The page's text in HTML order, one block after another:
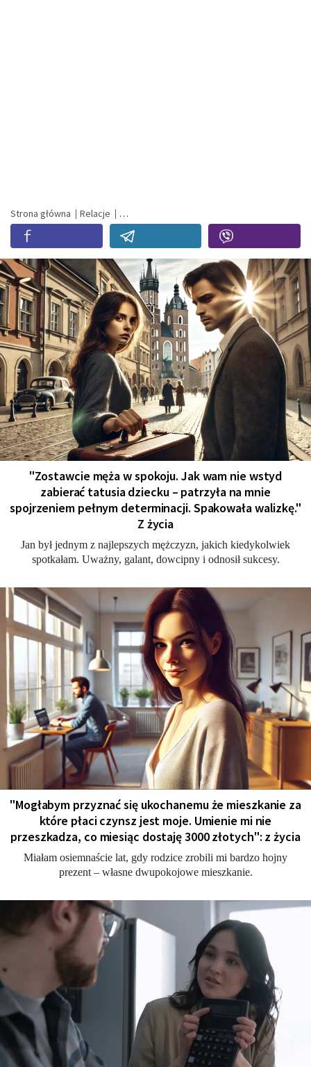
Strona główna Relacje
"Zostawcie męża w spokoju. Jak wam nie wstyd
zabierać tatusia dziecku – patrzyła na mnie
spojrzeniem pełnym determinacji. Spakowała walizkę."
Z życia
Jan był jednym z najlepszych mężczyzn, jakich kiedykolwiek
spotkałam. Uważny, galant, dowcipny i odnosił sukcesy.
"Мogłabym przyznać się ukochanemu że mieszkanie za
które płaci czynsz jest moje. Umienie mi nie
przeszkadza, co miesiąc dostaję 3000 złotych": z życia
Miałam osiemnaście lat, gdy rodzice zrobili mi bardzo hojny
prezent – własne dwupokojowe mieszkanie.